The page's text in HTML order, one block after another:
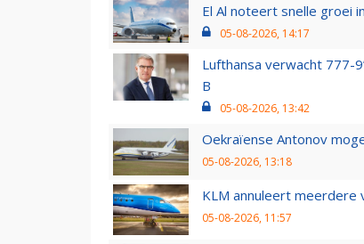
El Al noteert snelle groei
05-08-2026, 14:17
Lufthansa verwacht 777-
B
05-08-2026, 13:42
Oekraïense Antonov
05-08-2026, 13:18
KLM annuleert meerdere
05-08-2026, 11:57